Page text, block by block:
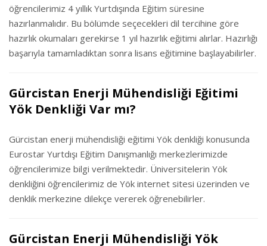
öğrencilerimiz 4 yıllık Yurtdışında Eğitim süresine
hazırlanmalıdır. Bu bölümde seçecekleri dil tercihine göre
hazırlık okumaları gerekirse 1 yıl hazırlık eğitimi alırlar. Hazırlığı
başarıyla tamamladıktan sonra lisans eğitimine başlayabilirler.
Gürcistan Enerji Mühendisliği Eğitimi
Yök Denkliği Var mı?
Gürcistan enerji mühendisliği eğitimi Yök denkliği konusunda
Eurostar Yurtdışı Eğitim Danışmanlığı merkezlerimizde
öğrencilerimize bilgi verilmektedir. Üniversitelerin Yök
denkliğini öğrencilerimiz de Yök internet sitesi üzerinden ve
denklik merkezine dilekçe vererek öğrenebilirler.
Gürcistan Enerji Mühendisliği Yök